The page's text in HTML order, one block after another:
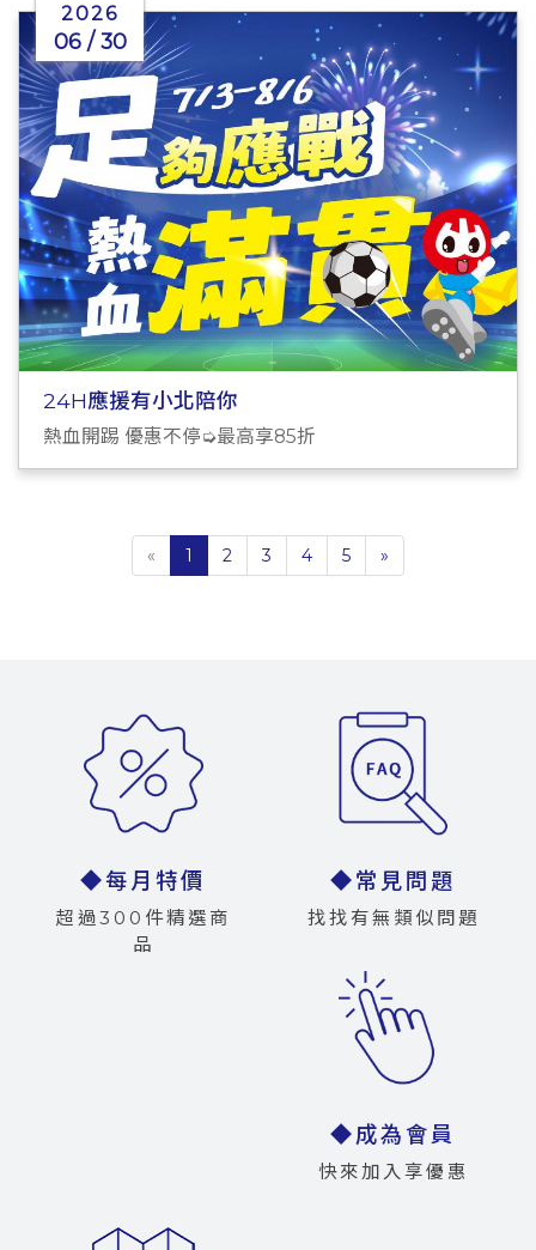
2026
06 / 30
24H應援有小北陪你
熱血開踢 優惠不停➭最高享85折
« 1 2 3 4 5 »
◆每月特價
超過300件精選商
品
◆常見問題
找找有無類似問題
◆成為會員
快來加入享優惠